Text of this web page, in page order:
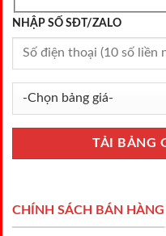
NHẬP SỐ SĐT/ZALO
CHÍNH SÁCH BÁN HÀNG